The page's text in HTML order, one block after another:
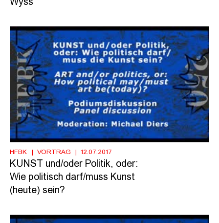
Wyss
HFBK VORTRAG 12.07.2017
KUNST und/oder Politik, oder:
Wie politisch darf/muss Kunst
(heute) sein?